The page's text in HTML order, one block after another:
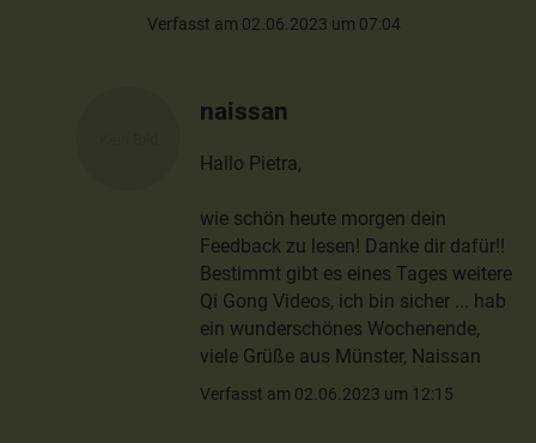
Verfasst am 02.06.2023 um 07:04
naissan
Hallo Pietra,
wie schön heute morgen dein
Feedback zu lesen! Danke dir dafür!!
Bestimmt gibt es eines Tages weitere
Qi Gong Videos, ich bin sicher ... hab
ein wunderschönes Wochenende,
viele Grüße aus Münster, Naissan
Verfasst am 02.06.2023 um 12:15